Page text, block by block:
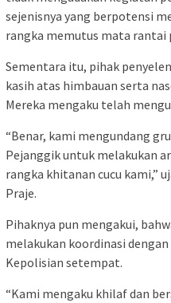
sejenisnya yang berpotensi
rangka memutus mata rantai
Sementara itu, pihak
kasih atas himbauan serta
Mereka mengaku telah
“Benar, kami mengundang
Pejanggik untuk melakukan
rangka khitanan cucu kami,”
Praje.
Pihaknya pun mengakui,
melakukan koordinasi
Kepolisian setempat.
“Kami mengaku khilaf dan